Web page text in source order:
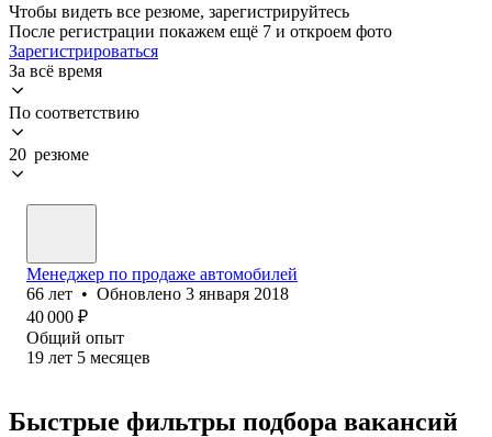
Чтобы видеть все резюме, зарегистрируйтесь
После регистрации покажем ещё 7 и откроем фото
Зарегистрироваться
За всё время
По соответствию
20 резюме
Менеджер по продаже автомобилей
66 лет • Обновлено 3 января 2018
40 000 ₽
Общий опыт
19 лет 5 месяцев
Быстрые фильтры подбора вакансий